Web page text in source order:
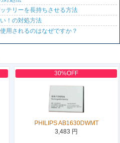
テリーを長持ちさせる方法
！の対処方法
用されるのはなぜですか？
30%OFF
PHILIPS AB1630DWMT
3,483 円